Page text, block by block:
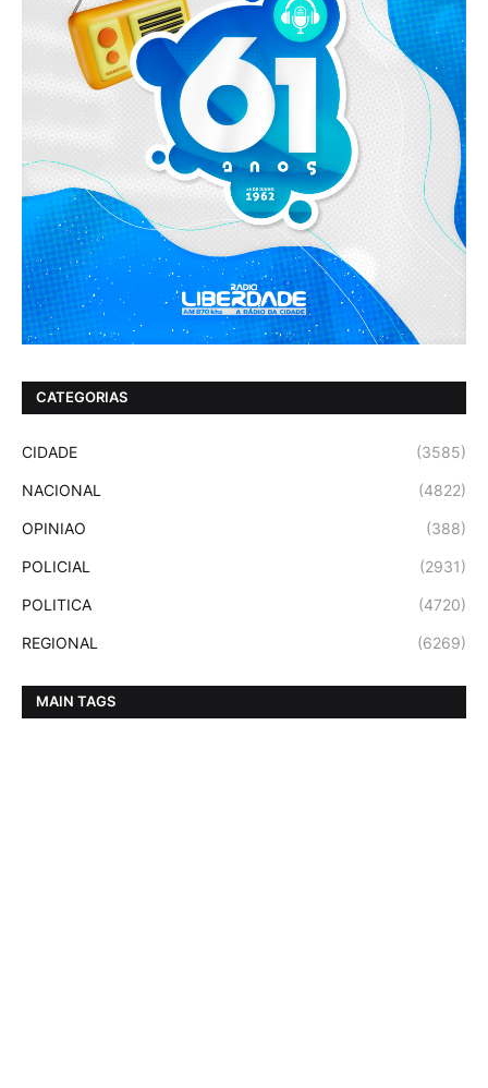
CATEGORIAS
CIDADE (3585)
NACIONAL (4822)
OPINIAO (388)
POLICIAL (2931)
POLITICA (4720)
REGIONAL (6269)
MAIN TAGS